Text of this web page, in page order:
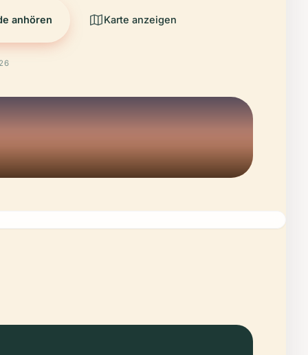
anhören Karte anzeigen